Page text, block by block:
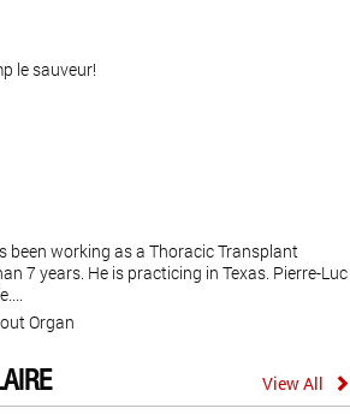
le sauveur!
been working as a Thoracic Transplant
7 years. He is practicing in Texas. Pierre-Luc
Organ
View All